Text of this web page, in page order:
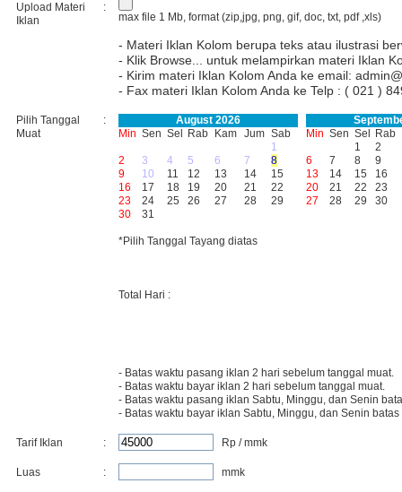
Upload Materi
Iklan
:
max file 1 Mb, format (zip,jpg, png, gif, doc, txt, pdf ,xls)
- Materi Iklan Kolom berupa teks atau ilustrasi
- Klik Browse... untuk melampirkan materi Iklan
- Kirim materi Iklan Kolom Anda ke email:
- Fax materi Iklan Kolom Anda ke Telp : ( 021 )
Pilih Tanggal
Muat
:
August 2026
Min Sen Sel Rab Kam Jum Sab
1
2
3 4 5 6 7
8
9
10 11 12 13 14
15
16
17 18 19 20 21
22
23
24 25 26 27 28
29
30
31
Min Sen Sel Rab
1
2
6
7 8 9
13
14 15 16
20
21 22 23
27
28 29 30
*Pilih Tanggal Tayang diatas
Total Hari :
- Batas waktu pasang iklan 2 hari sebelum tanggal muat.
- Batas waktu bayar iklan 2 hari sebelum tanggal muat.
- Batas waktu pasang iklan Sabtu, Minggu, dan Senin
- Batas waktu bayar iklan Sabtu, Minggu, dan Senin batas
Tarif Iklan : Rp / mmk
Luas : mmk